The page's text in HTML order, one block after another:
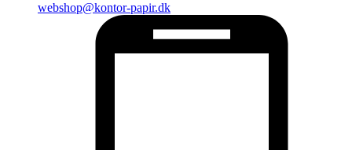
webshop@kontor-papir.dk